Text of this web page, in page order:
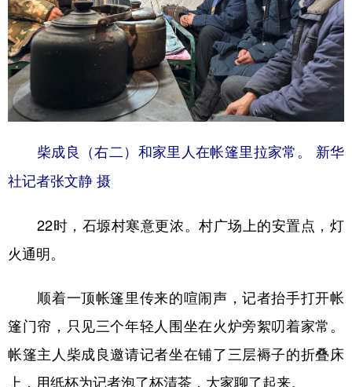
广东 广西 海南 重庆
四川 贵州 云南 西藏
甘肃 青海 宁夏
内蒙古 黑龙江
多语种频道
Русский язык 日本語 한국어
Deutsch
柴成良（右二）和家里人在帐篷里拉家常。 新华
社记者张文静 摄
22时，石塬村寒意更浓。村广场上的安置点，灯
火通明。
顺着一顶帐篷里传来的喧闹声，记者抬手打开帐
篷门帘，只见三个年轻人围坐在火炉旁絮叨着家常。
帐篷主人柴成良邀请记者坐在铺了三层褥子的折叠床
上，用纸杯为记者泡了杯清茶，大家聊了起来。